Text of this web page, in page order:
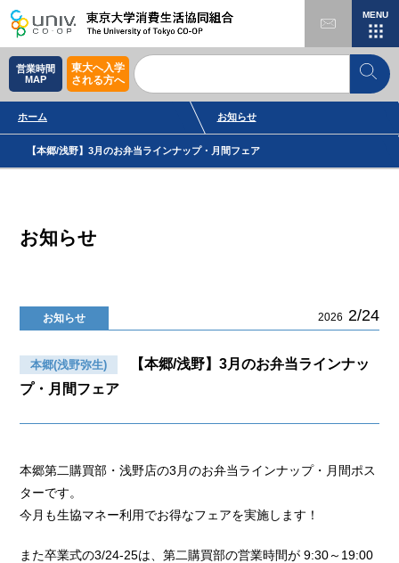
MENU
営業時間
MAP
東大へ入学
される方へ
ホーム お知らせ
【本郷/浅野】3月のお弁当ラインナップ・月間フェア
お知らせ
お知らせ 2026 2/24
本郷(浅野弥生)
【本郷/浅野】3月のお弁当ラインナッ
プ・月間フェア
本郷第二購買部・浅野店の3月のお弁当ラインナップ・月間ポス
ターです。
今月も生協マネー利用でお得なフェアを実施します！
また卒業式の3/24-25は、第二購買部の営業時間が 9:30～19:00